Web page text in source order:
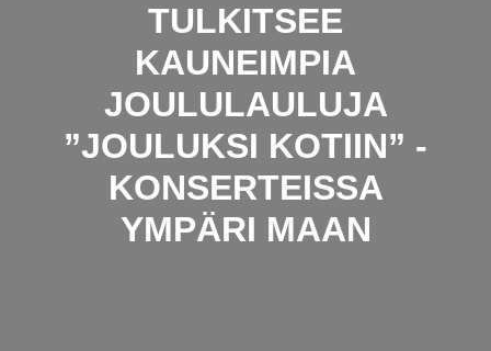
TULKITSEE
KAUNEIMPIA
JOULULAULUJA
”JOULUKSI KOTIIN” -
KONSERTEISSA
YMPÄRI MAAN